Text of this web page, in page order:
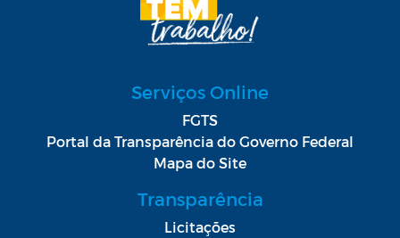
Serviços Online
FGTS
Portal da Transparência do Governo Federal
Mapa do Site
Transparência
Licitações